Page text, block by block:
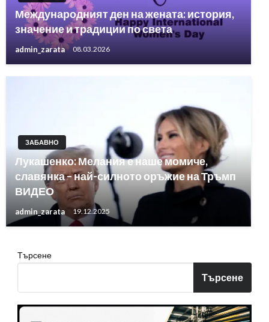
Международният ден на жената: история,
значение и традиции по света
admin_zarata 08.03.2026
ЗАБАВНО
Лукашенко: Мелания е наше момиче,
славянка – най-силното оръжие на Тръмп
ВИДЕО
admin_zarata 19.12.2025
Търсене
Търсене